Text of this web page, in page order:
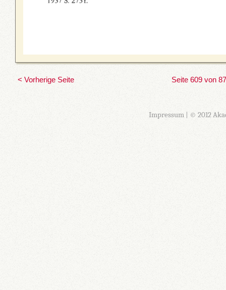
< Vorherige Seite Seite 609 von
Impressum| © 2012